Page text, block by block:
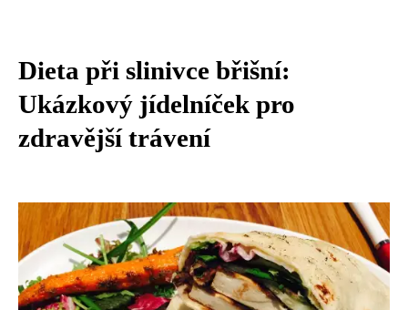
Dieta při slinivce břišní:
Ukázkový jídelníček pro
zdravější trávení